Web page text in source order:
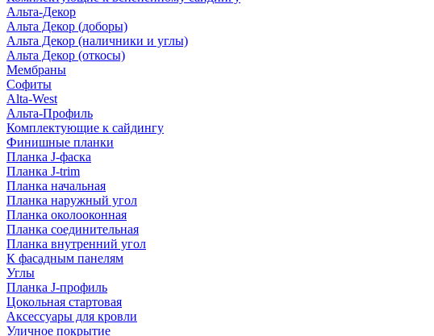
Альта-Декор
Альта Декор (доборы)
Альта Декор (наличники и углы)
Альта Декор (откосы)
Мембраны
Софиты
Alta-West
Альта-Профиль
Комплектующие к сайдингу
Финишные планки
Планка J-фаска
Планка J-trim
Планка начальная
Планка наружный угол
Планка околооконная
Планка соединительная
Планка внутренний угол
К фасадным панелям
Углы
Планка J-профиль
Цокольная стартовая
Аксессуары для кровли
Уличное покрытие